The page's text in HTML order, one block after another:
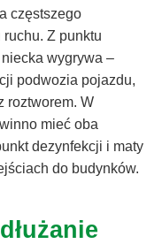
częstszego
ruchu. Z punktu
wygrywa –
podwozia pojazdu,
roztworem. W
mieć oba
dezynfekcji i maty
do budynków.